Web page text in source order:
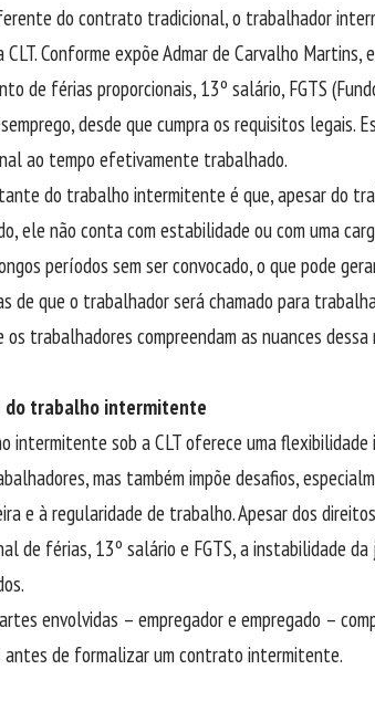
do contrato tradicional, o trabalhador
Conforme expõe Admar de Carvalho Martins,
de férias proporcionais, 13º salário, FGTS
desde que cumpra os requisitos legais.
ao tempo efetivamente trabalhado.
do trabalho intermitente é que, apesar do
ele não conta com estabilidade ou com uma
períodos sem ser convocado, o que pode
de que o trabalhador será chamado para
trabalhadores compreendam as nuances
do trabalho intermitente
intermitente sob a CLT oferece uma
mas também impõe desafios,
e à regularidade de trabalho. Apesar dos
de férias, 13º salário e FGTS, a instabilidade
envolvidas – empregador e empregado –
antes de formalizar um contrato intermitente.